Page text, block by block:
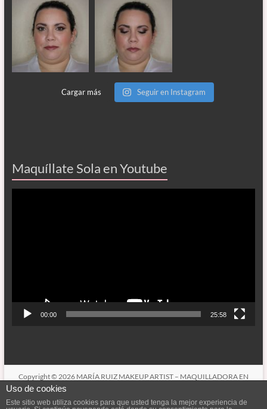
Cargar más Seguir en Instagram
Maquíllate Sola en Youtube
00:00 25:58
Copyright © 2026 MARÍA RUIZ MAKEUP ARTIST – MAQUILLADORA EN
CÓRDOBA. Todos los derechos reservados. Tema
WordPress
Uso de cookies
Este sitio web utiliza cookies para que usted tenga la mejor experiencia de